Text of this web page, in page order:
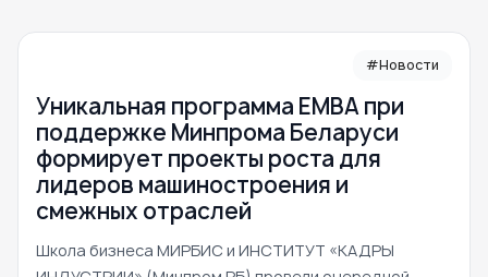
#Новости
Уникальная программа ЕМВА при
поддержке Минпрома Беларуси
формирует проекты роста для
лидеров машиностроения и
смежных отраслей
Школа бизнеса МИРБИС и ИНСТИТУТ «КАДРЫ